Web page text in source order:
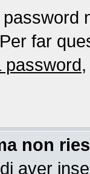
far
password
non
aver